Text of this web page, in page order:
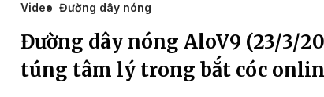
Video Đường dây nóng
Đường dây nóng AloV9 (23/3/
túng tâm lý trong bắt cóc